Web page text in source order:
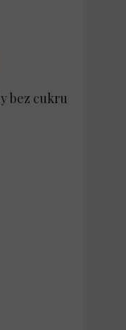
bez cukru